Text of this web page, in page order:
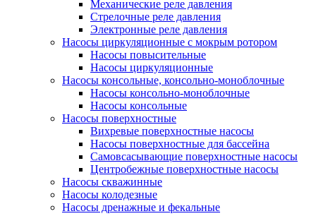
Механические реле давления
Стрелочные реле давления
Электронные реле давления
Насосы циркуляционные с мокрым ротором
Насосы повысительные
Насосы циркуляционные
Насосы консольные, консольно-моноблочные
Насосы консольно-моноблочные
Насосы консольные
Насосы поверхностные
Вихревые поверхностные насосы
Насосы поверхностные для бассейна
Самовсасывающие поверхностные насосы
Центробежные поверхностные насосы
Насосы скважинные
Насосы колодезные
Насосы дренажные и фекальные